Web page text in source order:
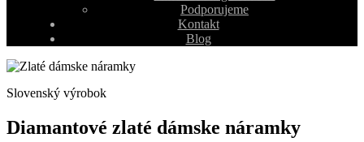
Podporujeme
Kontakt
Blog
Slovenský výrobok
Diamantové zlaté dámske náramky